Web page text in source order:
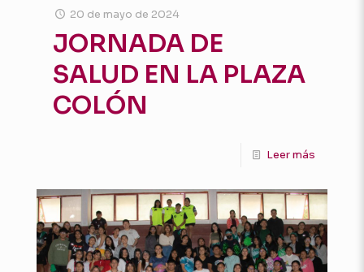
20 de mayo de 2024
JORNADA DE
SALUD EN LA PLAZA
COLÓN
Leer más